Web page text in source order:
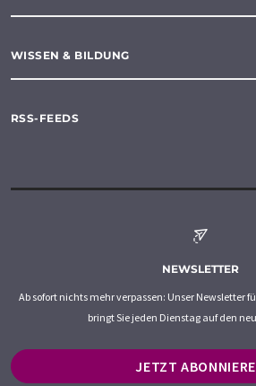
WISSEN & BILDUNG
RSS-FEEDS
NEWSLETTER
Ab sofort nichts mehr verpassen: Unser Newsletter
bringt Sie jeden Dienstag auf den
JETZT